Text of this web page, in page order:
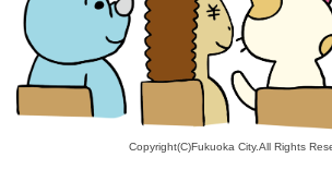
Copyright(C)Fukuoka City.All Rights